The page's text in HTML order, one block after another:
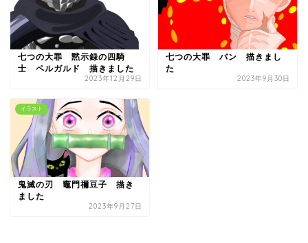
七つの大罪 黙示録の四騎
士 ペルガルド 描きました
2023年12月29日
七つの大罪 バン 描きまし
た
2023年9月30日
イラスト
鬼滅の刃 竈門禰豆子 描き
ました
2023年9月27日